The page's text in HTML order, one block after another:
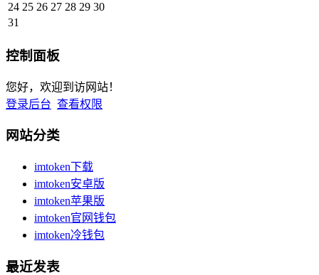
24 25 26 27 28 29 30
31
控制面板
您好，欢迎到访网站！
登录后台 查看权限
网站分类
imtoken下载
imtoken安卓版
imtoken苹果版
imtoken官网钱包
imtoken冷钱包
最近发表